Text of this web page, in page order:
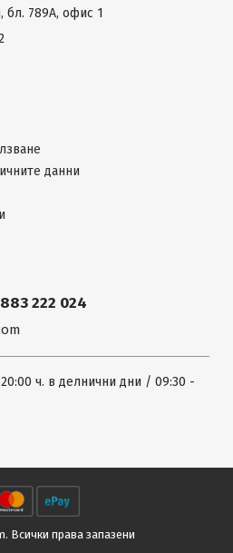
789А, офис 1
данни
222 024
ч. в делнични дни / 09:30 -
Всички права запазени